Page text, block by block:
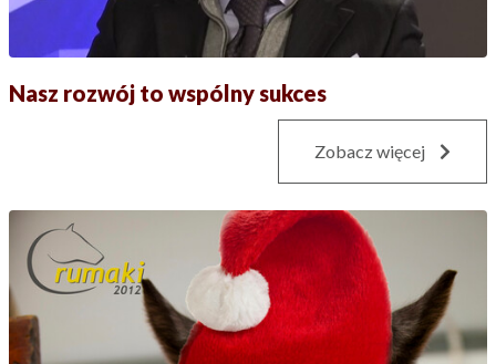
Nasz rozwój to wspólny sukces
Zobacz więcej